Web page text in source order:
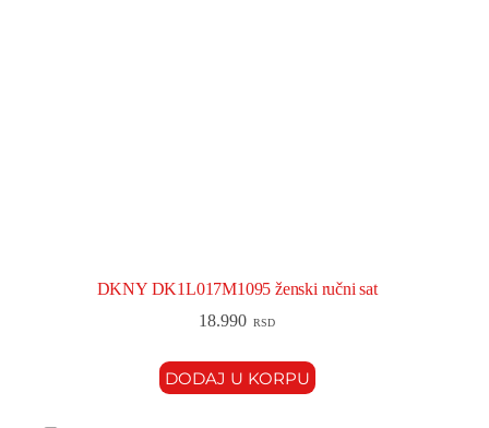
DKNY DK1L017M1095 ženski ručni sat
18.990 RSD
DODAJ U KORPU